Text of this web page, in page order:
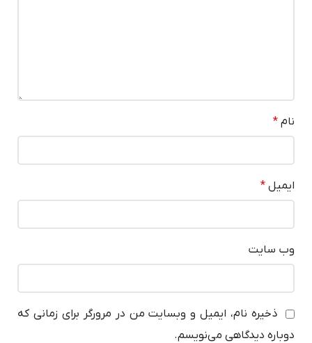
نام *
ایمیل *
وب‌ سایت
ذخیره نام، ایمیل و وبسایت من در مرورگر برای زمانی که
دوباره دیدگاهی می‌نویسم.